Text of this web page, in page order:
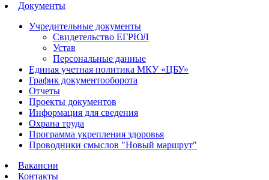
Документы
Учредительные документы
Свидетельство ЕГРЮЛ
Устав
Персональные данные
Единая учетная политика МКУ «ЦБУ»
График документооборота
Отчеты
Проекты документов
Информация для сведения
Охрана труда
Программа укрепления здоровья
Проводники смыслов "Новый маршрут"
Вакансии
Контакты